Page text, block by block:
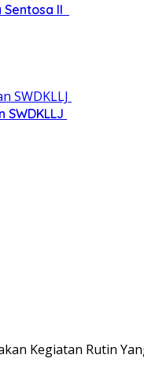
II
Kegiatan Rutin